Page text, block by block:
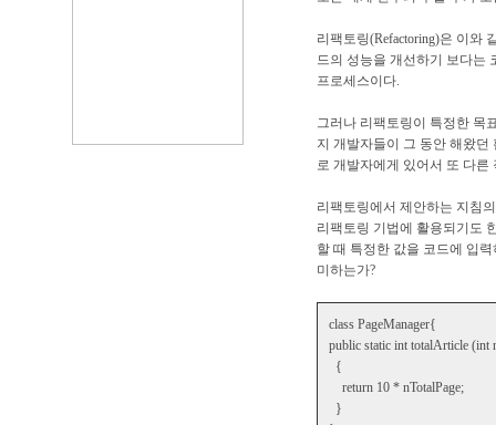
리팩토링(Refactoring)은 이와
드의 성능을 개선하기 보다는
프로세스이다.
그러나 리팩토링이 특정한 목
지 개발자들이 그 동안 해왔
로 개발자에게 있어서 또 다른
리팩토링에서 제안하는 지침
리팩토링 기법에 활용되기도
할 때 특정한 값을 코드에 입
미하는가?
class PageManager{
public static int totalArticle (int
{
return 10 * nTotalPage;
}